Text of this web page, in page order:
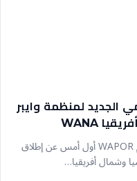
الإعلان عن تأسيس الفرع الإقليمي الجديد لمنظمة وايبر
أعلنت الجمعية العالمية لبحوث الرأي العام WAPOR أول أمس عن إطلاق
وشمال أفريقيا…